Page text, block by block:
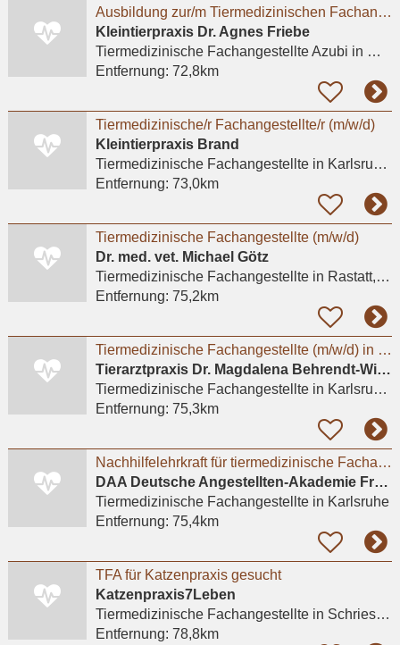
Ausbildung zur/m Tiermedizinischen Fachangestellten (m/w/d) in unserer Kleintierpraxis in
Kleintierpraxis Dr. Agnes Friebe
Tiermedizinische Fachangestellte Azubi in Mannheim, Seckenheim
Entfernung: 72,8km
Tiermedizinische/r Fachangestellte/r (m/w/d)
Kleintierpraxis Brand
Tiermedizinische Fachangestelltein Karlsruhe, Mühlburg
Entfernung: 73,0km
Tiermedizinische Fachangestellte (m/w/d)
Dr. med. vet. Michael Götz
Tiermedizinische Fachangestelltein Rastatt, Wintersdorf
Entfernung: 75,2km
Tiermedizinische Fachangestellte (m/w/d) in Teilzeit gesucht
Tierarztpraxis Dr. Magdalena Behrendt-Wippermann
Tiermedizinische Fachangestelltein Karlsruhe, Südweststadt
Entfernung: 75,3km
Nachhilfelehrkraft für tiermedizinische Fachangestellte (m/w/d) in Karlsruhe
DAA Deutsche Angestellten-Akademie Freiburg
Tiermedizinische Fachangestelltein Karlsruhe
Entfernung: 75,4km
TFA für Katzenpraxis gesucht
Katzenpraxis7Leben
Tiermedizinische Fachangestelltein Schriesheim
Entfernung: 78,8km